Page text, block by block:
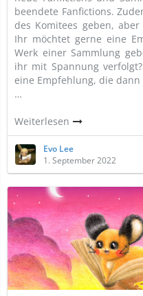
beendete Fanfictions.
des Komitees geben,
Ihr möchtet gerne eine
Werk einer Sammlung
ihr mit Spannung
eine Empfehlung, die
…
Weiterlesen
Evo Lee
1. September 2022